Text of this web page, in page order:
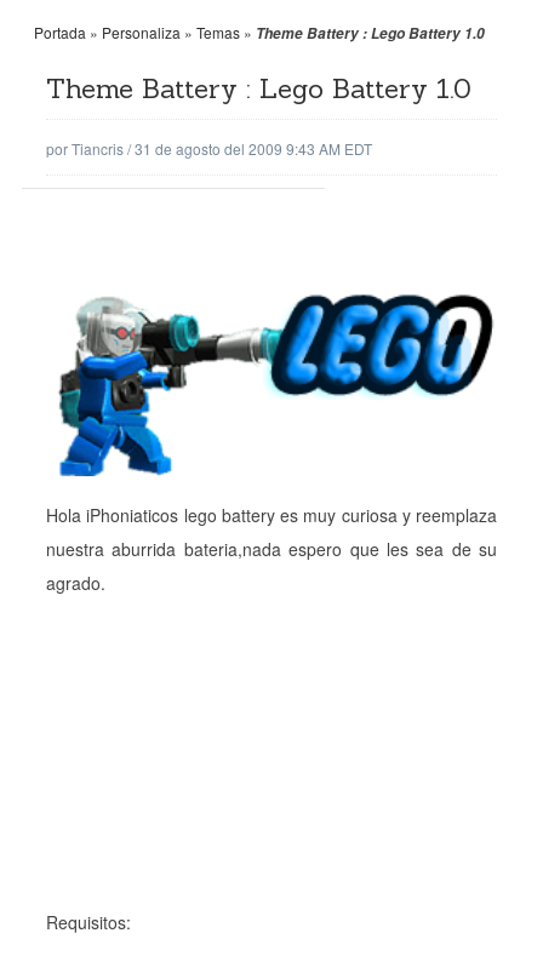
Portada » Personaliza » Temas » Theme Battery : Lego Battery 1.0
Theme Battery : Lego Battery 1.0
porTiancris/31 de agosto del 2009 9:43 AM EDT
Hola iPhoniaticos lego battery es muy curiosa y reemplaza
nuestra aburrida bateria,nada espero que les sea de su
agrado.
Requisitos: